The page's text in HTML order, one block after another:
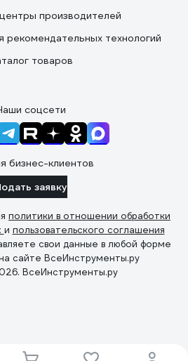
производителей
рекомендательных технологий
товаров
соцсети
бизнес-клиентов
заявку
политики в отношении обработки
и пользовательского соглашения
свои данные в любой форме
сайте ВсеИнструменты.ру
ВсеИнструменты.ру